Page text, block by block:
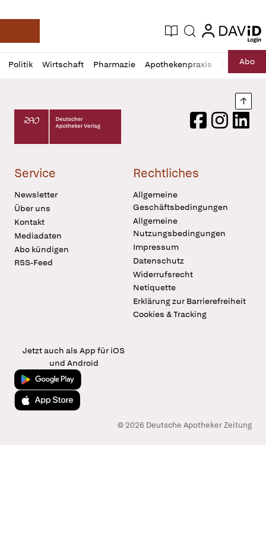
Deutsche Apotheker Zeitung
Aktuelle Ausgabe
Suche login
login
Politik Wirtschaft Pharmazie Apothekenpraxis RechtAbo
Profil
öffnen
Daz
Pur
Deutscher Apotheker Verlag Logo
FacebookInstagram
Service
Newsletter
Über uns
Kontakt
Mediadaten
Abo kündigen
RSS-Feed
Rechtliches
Allgemeine
Geschäftsbedingungen
Allgemeine
Nutzungsbedingungen
Impressum
Datenschutz
Widerrufsrecht
Netiquette
Erklärung zur Barrierefreiheit
Cookies & Tracking
Jetzt auch als App für iOS
und Android
Jetzt bei Google Play
Laden im App Store
© 2026 Deutsche Apotheker Zeitung